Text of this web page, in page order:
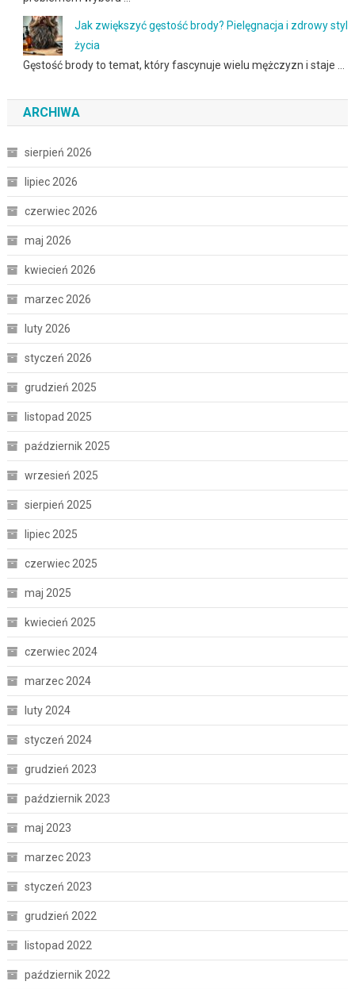
Jak zwiększyć gęstość brody? Pielęgnacja i zdrowy styl
życia
Gęstość brody to temat, który fascynuje wielu mężczyzn i staje …
ARCHIWA
sierpień 2026
lipiec 2026
czerwiec 2026
maj 2026
kwiecień 2026
marzec 2026
luty 2026
styczeń 2026
grudzień 2025
listopad 2025
październik 2025
wrzesień 2025
sierpień 2025
lipiec 2025
czerwiec 2025
maj 2025
kwiecień 2025
czerwiec 2024
marzec 2024
luty 2024
styczeń 2024
grudzień 2023
październik 2023
maj 2023
marzec 2023
styczeń 2023
grudzień 2022
listopad 2022
październik 2022